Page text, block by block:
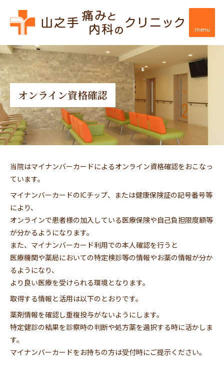
オンライン資格確認
当院はマイナンバーカードによるオンライン資格確認をおこなっ
ています。
マイナンバーカードのICチップ、または健康保険証の記号番号等
により、
オンラインで患者様の加入している医療保険や自己負担限度額等
が分かるようになります。
また、マイナンバーカード利用での本人確認を行うと
医療機関や薬局においての特定検診等の情報やお薬の情報が分か
るようになり、
より良い医療を受けられる環境となります。
取得する情報と活用は以下のとおりです。
薬剤情報を確認し重複投与がないようにします。
特定健診の結果を診察時の判断や処方薬を選択する時に活かしま
す。
マイナンバーカードをお持ちの方は受付時にご提示ください。
menu